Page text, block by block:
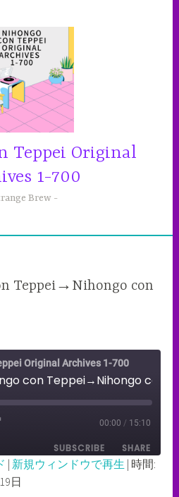
Teppei Original
1-700
Brew
Teppei→Nihongo con
Original Archives 1-700
00:00 / 15:10
SUBSCRIBE SHARE
| 新規ウィンドウで再生 | 時間:
日